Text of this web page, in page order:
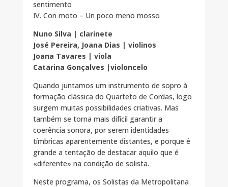
sentimento
IV. Con moto – Un poco meno mosso
Nuno Silva | clarinete
José Pereira, Joana Dias | violinos
Joana Tavares | viola
Catarina Gonçalves |violoncelo
Quando juntamos um instrumento de sopro à
formação clássica do Quarteto de Cordas, logo
surgem muitas possibilidades criativas. Mas
também se torna mais difícil garantir a
coerência sonora, por serem identidades
tímbricas aparentemente distantes, e porque é
grande a tentação de destacar aquilo que é
«diferente» na condição de solista.
Neste programa, os Solistas da Metropolitana